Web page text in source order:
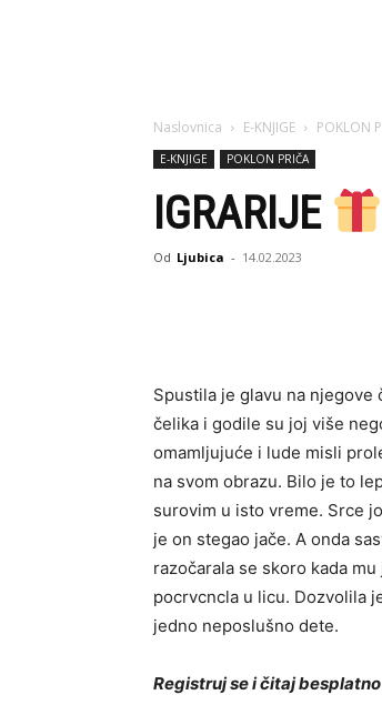
Naslovnica E-KNJIGE POKLON
E-KNJIGE POKLON PRIČA
IGRARIJE
Od Ljubica - 14.02.2023
Spustila je glavu na
čelika i godile su joj više
omamljujuće i lude misli
na svom obrazu. Bilo je to
surovim u isto vreme. Srce
je on stegao jače. A onda
razočarala se skoro kada
pocrvcncla u licu. Dozvolila
jedno neposlušno dete.
Registruj se i čitaj besplatno